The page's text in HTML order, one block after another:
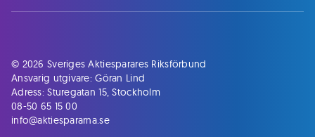
© 2026 Sveriges Aktiesparares Riksförbund
Ansvarig utgivare: Göran Lind
Adress: Sturegatan 15, Stockholm
08-50 65 15 00
info@aktiespararna.se